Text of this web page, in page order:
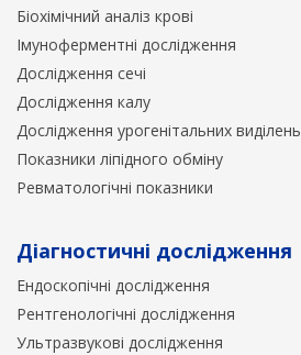
Біохімічний аналіз крові
Імуноферментні дослідження
Дослідження сечі
Дослідження калу
Дослідження урогенітальних виділень
Показники ліпідного обміну
Ревматологічні показники
Діагностичні дослідження
Ендоскопічні дослідження
Рентгенологічні дослідження
Ультразвукові дослідження